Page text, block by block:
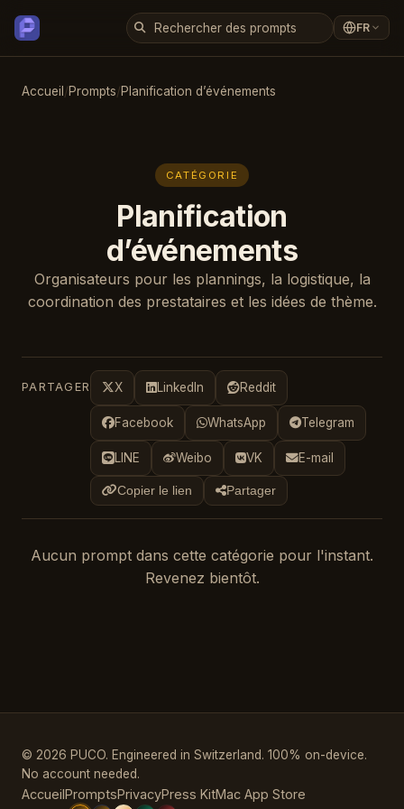
FR
Accueil /Prompts/Planification d’événements
CATÉGORIE
Planification
d’événements
Organisateurs pour les plannings, la logistique, la
coordination des prestataires et les idées de thème.
PARTAGER X LinkedIn Reddit
Facebook WhatsApp Telegram
LINE Weibo VK E-mail
Copier le lien Partager
Aucun prompt dans cette catégorie pour l'instant.
Revenez bientôt.
© 2026 PUCO. Engineered in Switzerland. 100% on-device.
No account needed.
AccueilPromptsPrivacyPress KitMac App Store